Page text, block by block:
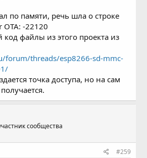
по памяти, речь шла о строке
OTA: -22120
файлы из этого проекта из
forum/threads/esp8266-sd-mmc-
точка доступа, но на сам
сообщества
#259